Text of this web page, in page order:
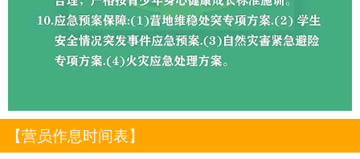
【营员作息时间表】